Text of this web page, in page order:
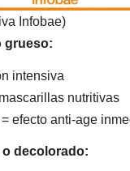
Infobae)
grueso:
intensiva
nutritivas
efecto anti-age
decolorado: